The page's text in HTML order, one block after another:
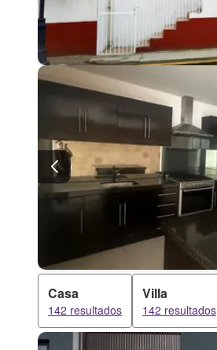
Casa
142 resultados
Villa
142 resultados